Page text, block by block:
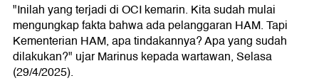
"Inilah yang terjadi di OCI kemarin. Kita sudah mulai
mengungkap fakta bahwa ada pelanggaran HAM. Tapi
Kementerian HAM, apa tindakannya? Apa yang sudah
dilakukan?" ujar Marinus kepada wartawan, Selasa
(29/4/2025).